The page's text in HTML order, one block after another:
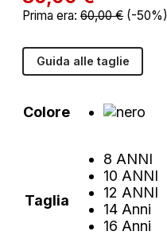
Prima era: 60,00€ (-50%)
Guida alle taglie
Colore
Taglia
8 ANNI
10 ANNI
12 ANNI
14 Anni
16 Anni